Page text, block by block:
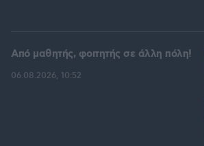
Από μαθητής, φοιτητής σε άλλη πόλη!
06.08.2026, 10:52